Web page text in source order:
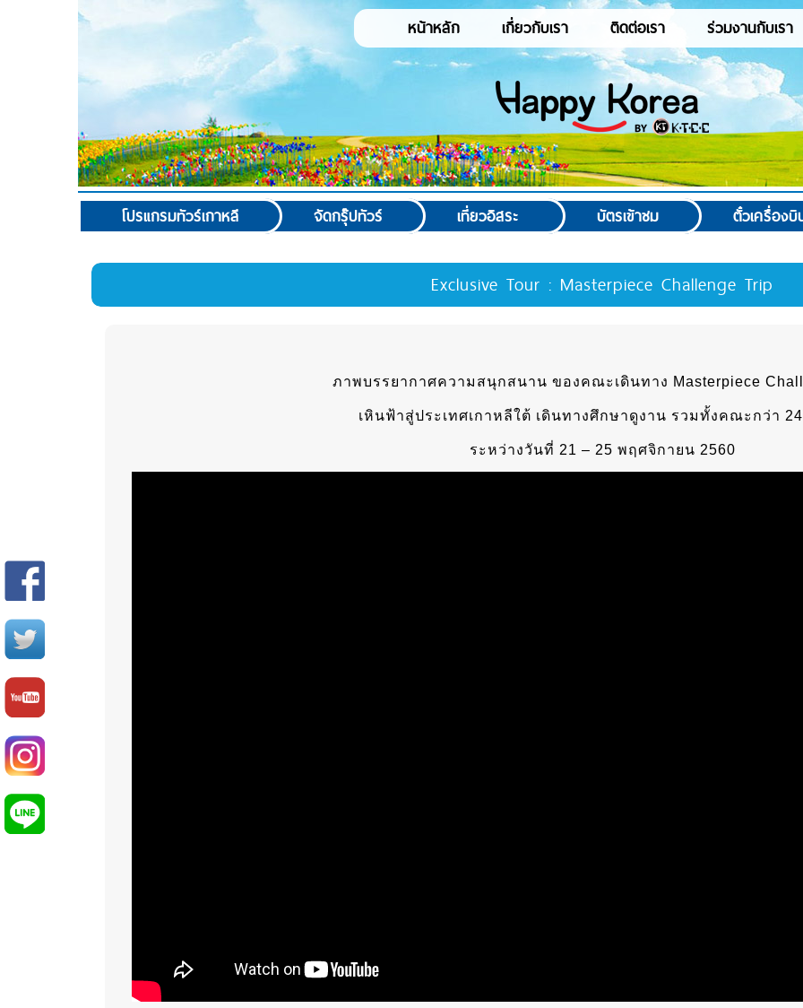
หน้าหลัก เกี่ยวกับเรา ติดต่อเรา ร่วมงานกับเรา
โปรแกรมทัวร์เกาหลี จัดกรุ๊ปทัวร์ เที่ยวอิสระ บัตรเข้าชม ตั๋วเครื่องบิ
Exclusive Tour : Masterpiece Challenge Trip
ภาพบรรยากาศความสนุกสนาน ของคณะเดินทาง Masterpiece
เหินฟ้าสู่ประเทศเกาหลีใต้ เดินทางศึกษาดูงาน รวมทั้งคณะกว่า
ระหว่างวันที่ 21 – 25 พฤศจิกายน 2560